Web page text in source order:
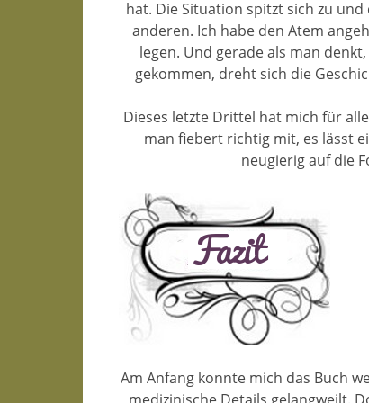
hat. Die Situation spitzt sich zu
anderen. Ich habe den Atem
legen. Und gerade als man
gekommen, dreht sich die
Dieses letzte Drittel hat mich für
man fiebert richtig mit, es lässt
neugierig auf die
Am Anfang konnte mich das Buch